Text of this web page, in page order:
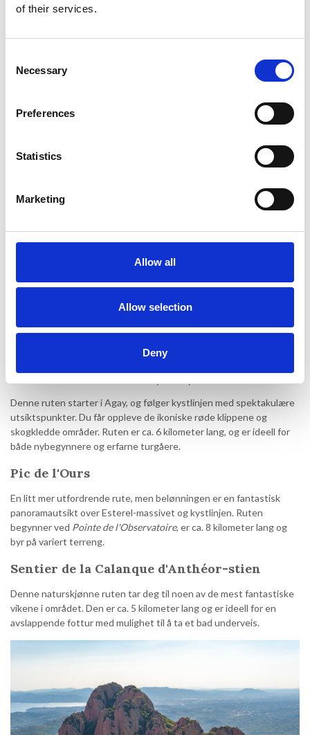
of their services.
Selection
Necessary
Preferences
Statistics
Marketing
Allow all
Allow selection
Deny
Anbefalte vandreruter i Massif de
Utforsk de naturskjønne turstiene i Massif de l'Estérel, der hver
rute byr på en unik opplevelse med spektakulære utsiktspunkter
vil disse tre anbefalte rutene ta deg med på en uforglemmelig reise
gjennom dette fantastiske fjellandskapet.
Sentier des Douaniers (GR51)
Denne ruten starter i Agay, og følger kystlinjen med spektakulære
utsiktspunkter. Du får oppleve de ikoniske røde klippene og
skogkledde områder. Ruten er ca. 6 kilometer lang, og er ideell for
både nybegynnere og erfarne turgåere.
Pic de l'Ours
En litt mer utfordrende rute, men belønningen er en fantastisk
panoramautsikt over Esterel-massivet og kystlinjen. Ruten
begynner ved Pointe de l'Observatoire, er ca. 8 kilometer lang og
byr på variert terreng.
Sentier de la Calanque d'Anthéor-stien
Denne naturskjønne ruten tar deg til noen av de mest fantastiske
vikene i området. Den er ca. 5 kilometer lang og er ideell for en
avslappende fottur med mulighet til å ta et bad underveis.